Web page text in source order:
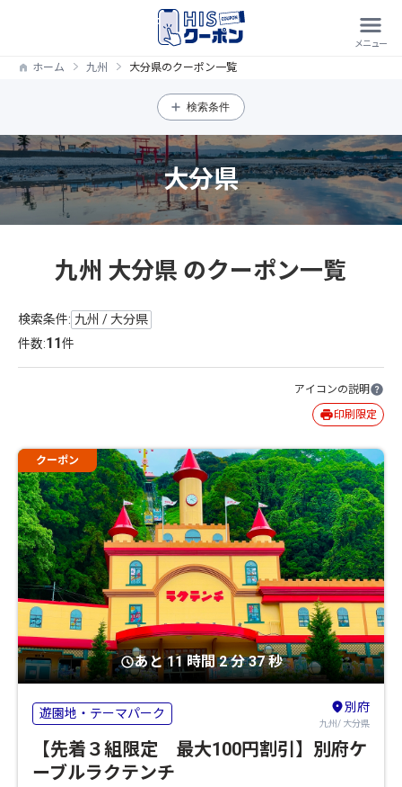
ホーム 九州 大分県のクーポン一覧
検索条件
大分県
九州 大分県 のクーポン一覧
検索条件: 九州 / 大分県
件数:11件
アイコンの説明
印刷限定
クーポン
あと 11 時間 2 分 36 秒
遊園地・テーマパーク 別府
九州/ 大分県
【先着３組限定 最大100円割引】別府ケ
ーブルラクテンチ